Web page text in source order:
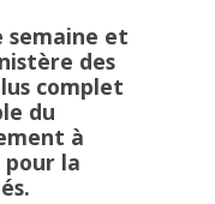
semaine et
des
complet
du
à
pour la